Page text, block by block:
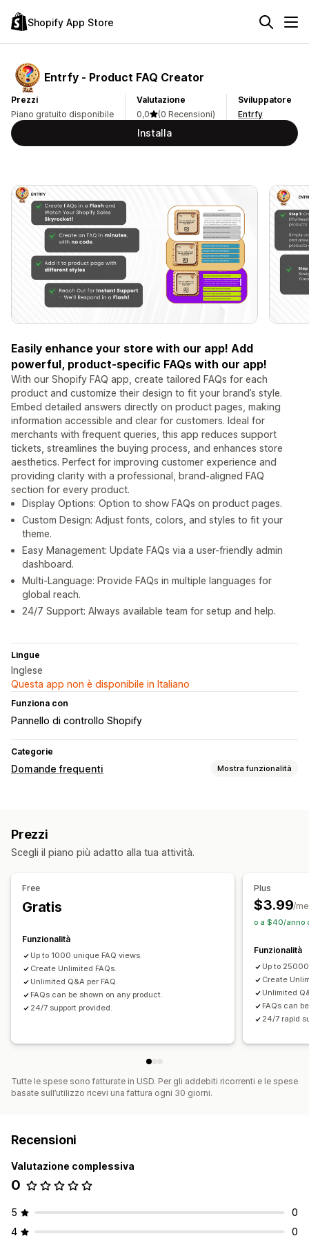
Shopify App Store
Entrfy ‑ Product FAQ Creator
Prezzi
Piano gratuito disponibile
Valutazione
0,0
(0 Recensioni)
Sviluppatore
Entrfy
Installa
Easily enhance your store with our app! Add
powerful, product-specific FAQs with our app!
With our Shopify FAQ app, create tailored FAQs for each
product and customize their design to fit your brand’s style.
Embed detailed answers directly on product pages, making
information accessible and clear for customers. Ideal for
merchants with frequent queries, this app reduces support
tickets, streamlines the buying process, and enhances store
aesthetics. Perfect for improving customer experience and
providing clarity with a professional, brand-aligned FAQ
section for every product.
Display Options: Option to show FAQs on product pages.
Custom Design: Adjust fonts, colors, and styles to fit your
theme.
Easy Management: Update FAQs via a user-friendly admin
dashboard.
Multi-Language: Provide FAQs in multiple languages for
global reach.
24/7 Support: Always available team for setup and help.
Lingue
Inglese
Questa app non è disponibile in Italiano
Funziona con
Pannello di controllo Shopify
Categorie
Domande frequenti Mostra funzionalità
Font e colore personalizzati
Prezzi
Scegli il piano più adatto alla tua attività.
Free
Gratis
Funzionalità
Up to 1000 unique FAQ views.
Create Unlimited FAQs.
Unlimited Q&A per FAQ.
FAQs can be shown on any product.
24/7 support provided.
Plus
$3.99/
o a $40/anno
Funzionalità
Up to
Create
Unlimited
FAQs can
24/7 rapid
Tutte le spese sono fatturate in USD. Per gli addebiti ricorrenti e le spese
basate sull’utilizzo ricevi una fattura ogni 30 giorni.
Recensioni
Valutazione complessiva
0
5
0
4
0